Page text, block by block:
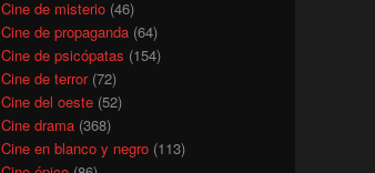
Cine de misterio(46)
Cine de propaganda(64)
Cine de psicópatas (154)
Cine de terror(72)
Cine del oeste(52)
Cine drama(368)
Cine en blanco y negro(113)